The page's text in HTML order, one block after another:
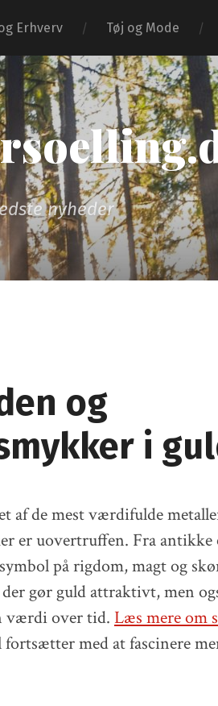
Erhverv Tøj og Mode
nyheder
og
i
af de mest værdifulde
er uovertruffen. Fra
på rigdom, magt og
gør guld attraktivt, men
værdi over tid. Læs mere om
med at fascinere